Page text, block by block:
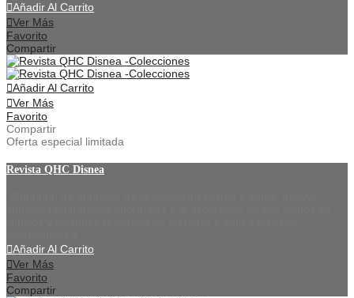
Añadir Al Carrito
Ver Más
Favorito
Compartir
Añadir Al Carrito
Ver Más
Favorito
Compartir
Oferta especial limitada
Revista QHC Disnea
Añadir Al Carrito
Ver Más
Favorito
Compartir